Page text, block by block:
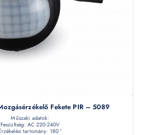
Fekete PIR – 5089
Műszaki adatok:
Feszültség: AC 220-240V
tartomány: 180 °